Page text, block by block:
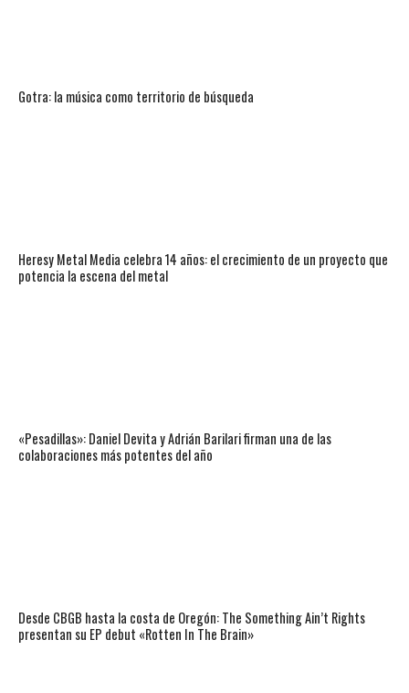
Gotra: la música como territorio de búsqueda
Heresy Metal Media celebra 14 años: el crecimiento de un proyecto que
potencia la escena del metal
«Pesadillas»: Daniel Devita y Adrián Barilari firman una de las
colaboraciones más potentes del año
Desde CBGB hasta la costa de Oregón: The Something Ain’t Rights
presentan su EP debut «Rotten In The Brain»